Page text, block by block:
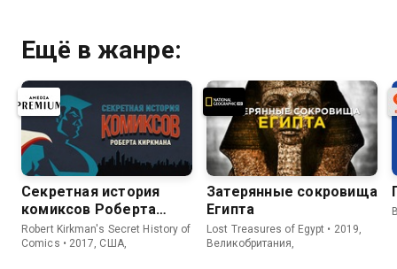
Ещё в жанре:
Секретная история
комиксов Роберта
Киркмана
Robert Kirkman's Secret History of
Comics • 2017, США,
Затерянные сокровища
Египта
Lost Treasures of Egypt • 2019,
Великобритания,